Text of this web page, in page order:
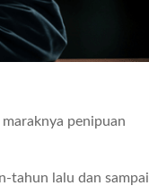
penipuan
tahun lalu dan sampai